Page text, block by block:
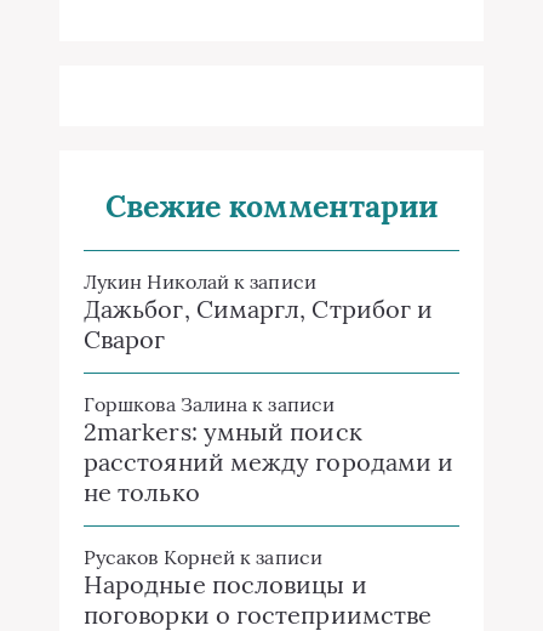
Свежие комментарии
Лукин Николай к записи
Дажьбог, Симаргл, Стрибог и
Сварог
Горшкова Залина к записи
2markers: умный поиск
расстояний между городами и
не только
Русаков Корней к записи
Народные пословицы и
поговорки о гостеприимстве